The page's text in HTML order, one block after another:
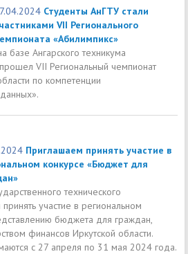
Студенты АнГТУ стали
VII Регионального
«Абилимпикс»
базе Ангарского техникума
VII Региональный чемпионат
по компетенции
Приглашаем принять участие в
конкурсе «Бюджет для
технического
участие в региональном
бюджета для граждан,
финансов Иркутской области.
с 27 апреля по 31 мая 2024 года.